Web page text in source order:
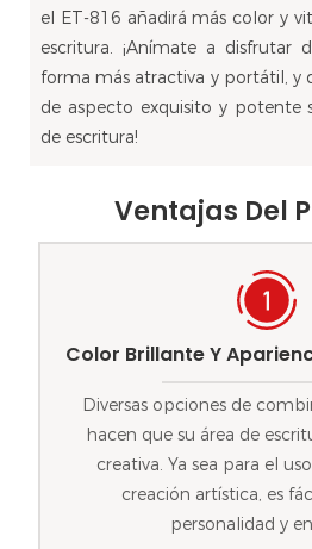
el ET-816 añadirá más color y
escritura. ¡Anímate a disfrutar
forma más atractiva y portátil, y
de aspecto exquisito y potente
de escritura!
Ventajas Del
Color Brillante Y
Diversas opciones de
hacen que su área de
creativa. Ya sea para el
creación artística, es
personalidad y